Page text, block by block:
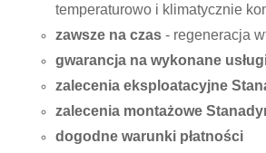
temperaturowo i klimatycznie
zawsze na czas - regeneracja
gwarancja na wykonane
zalecenia eksploatacyjne
zalecenia montażowe
dogodne warunki płatności